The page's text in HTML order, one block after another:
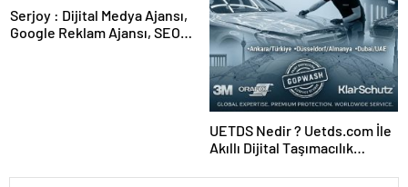
Serjoy : Dijital Medya Ajansı,
Google Reklam Ajansı, SEO
UETDS Nedir ? Uetds.com İle
Akıllı Dijital Taşımacılık